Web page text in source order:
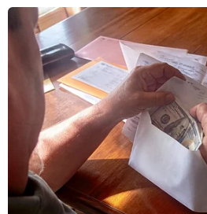
Nắng nóng tại nhiều
thi tốt nghiệp THPT
21/06/2017 23:39
Khu vực Thủ đô Hà Nội, từ
nhiệt độ cao nhất trong ngày
nơi trên 35 độ C.